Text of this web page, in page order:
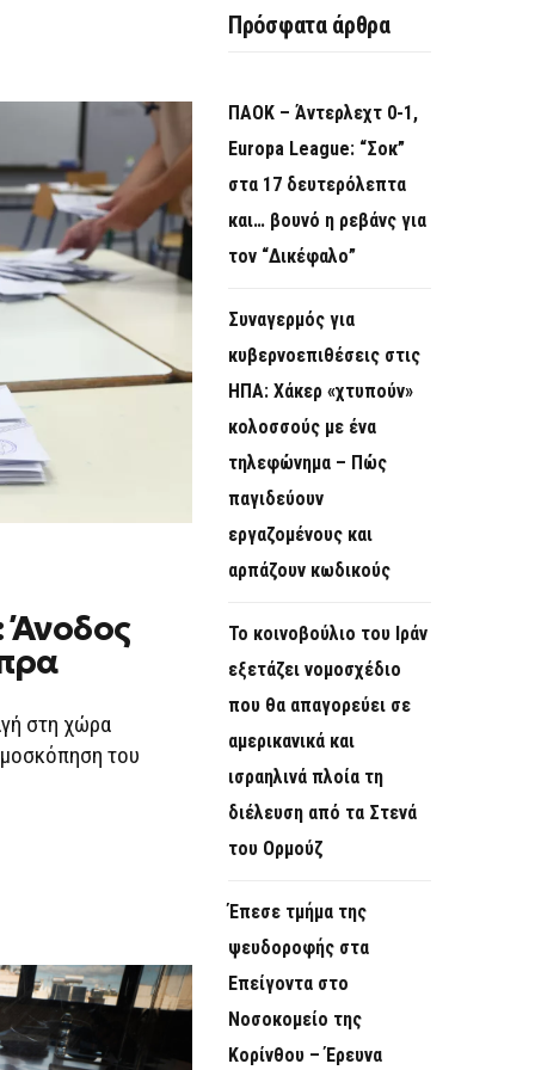
στη χώρα
του
Πρόσφατα άρθρα
ΠΑΟΚ – Άντερλεχτ 0-1,
Europa League: “Σοκ”
στα 17 δευτερόλεπτα
και… βουνό η ρεβάνς για
τον “Δικέφαλο”
Συναγερμός για
κυβερνοεπιθέσεις στις
ΗΠΑ: Χάκερ «χτυπούν»
κολοσσούς με ένα
τηλεφώνημα – Πώς
παγιδεύουν
εργαζομένους και
αρπάζουν κωδικούς
Το κοινοβούλιο του Ιράν
εξετάζει νομοσχέδιο
που θα απαγορεύει σε
αμερικανικά και
ισραηλινά πλοία τη
διέλευση από τα Στενά
του Ορμούζ
Έπεσε τμήμα της
ψευδοροφής στα
Επείγοντα στο
Νοσοκομείο της
Κορίνθου – Έρευνα